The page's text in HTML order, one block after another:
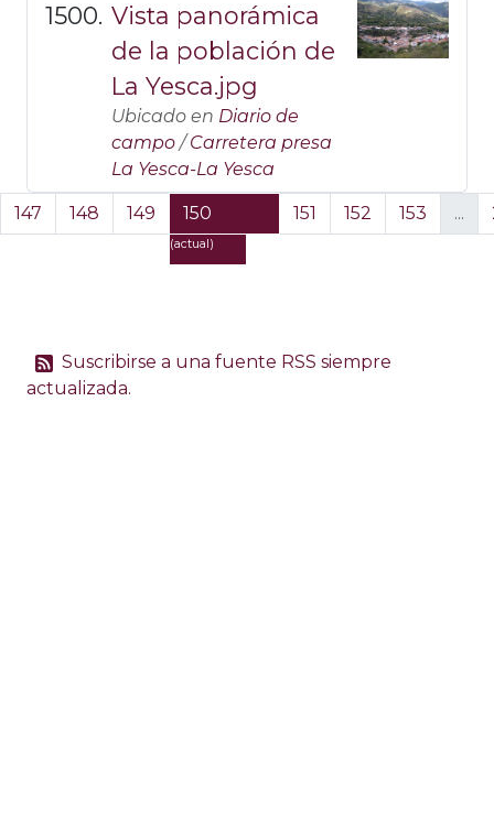
Vista panorámica
de la población de
La Yesca.jpg
Ubicado en Diario de
campo /Carretera presa
La Yesca-La Yesca
147 148 149 150
(actual)
151 152 153 ...
Suscribirse a una fuente RSS siempre
actualizada.